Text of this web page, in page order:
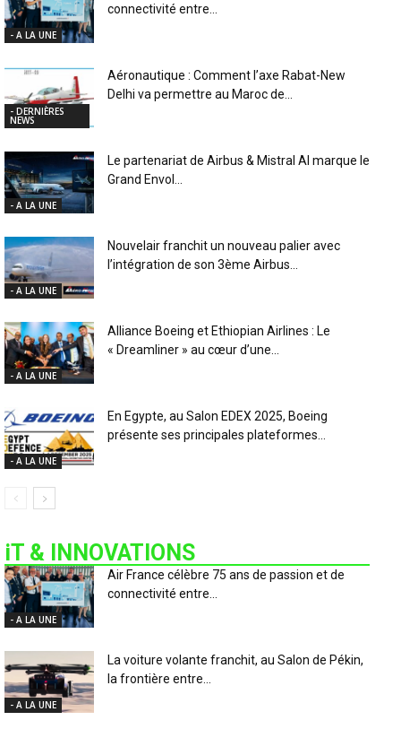
- A LA UNE
connectivité entre...
- DERNIÈRES
NEWS
Aéronautique : Comment l’axe Rabat-New
Delhi va permettre au Maroc de...
- A LA UNE
Le partenariat de Airbus & Mistral AI marque le
Grand Envol...
- A LA UNE
Nouvelair franchit un nouveau palier avec
l’intégration de son 3ème Airbus...
- A LA UNE
Alliance Boeing et Ethiopian Airlines : Le
« Dreamliner » au cœur d’une...
- A LA UNE
En Egypte, au Salon EDEX 2025, Boeing
présente ses principales plateformes...
iT & INNOVATIONS
- A LA UNE
Air France célèbre 75 ans de passion et de
connectivité entre...
- A LA UNE
La voiture volante franchit, au Salon de Pékin,
la frontière entre...